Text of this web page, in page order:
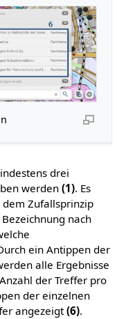
drei
werden (1). Es
Zufallsprinzip
nach
ein Antippen der
alle Ergebnisse
der Treffer pro
der einzelnen
angezeigt(6).